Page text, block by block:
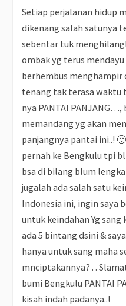
Setiap perjalanan hidup
dikenang salah satunya
sebentar tuk
ombak yg terus
berhembus
tenang tak terasa waktu
nya PANTAI
memandang yg akan
panjangnya pantai ini..!
pernah ke Bengkulu tpi
bsa di bilang blum
jugalah ada salah satu
Indonesia ini, ingin saya
untuk keindahan Yg
ada 5 bintang dsini &
hanya untuk sang maha
mnciptakannya? . .
bumi Bengkulu PANTAI
kisah indah padanya..!